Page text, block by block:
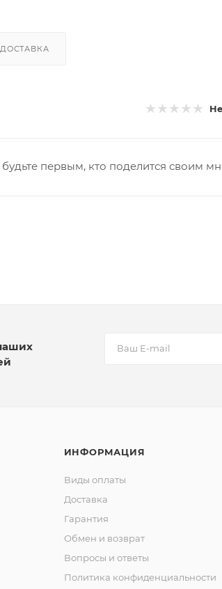
ДОСТАВКА
первым, кто поделится своим
ИНФОРМАЦИЯ
Виды оплаты
Доставка
Гарантия
Обмен и возврат
Вопросы и ответы
Политика конфиденциальности